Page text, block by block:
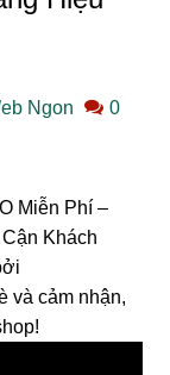
Ngon
0
Miễn Phí –
Khách
và cảm nhận,